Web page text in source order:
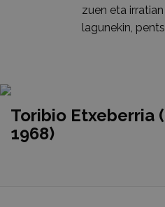
zuen eta
lagunekin,
Toribio Etxeberria
1968)